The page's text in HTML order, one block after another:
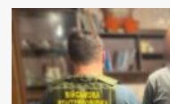
Вінниччині
позашляховик
вилетів
з
дороги
та